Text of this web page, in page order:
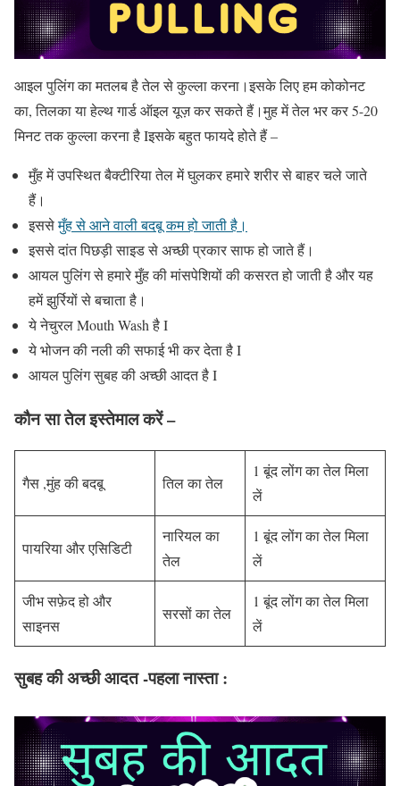
आइल पुलिंग का मतलब है तेल से कुल्ला करना।इसके लिए हम कोकोनट
का, तिलका या हेल्थ गार्ड ऑइल यूज़ कर सकते हैं।मुह में तेल भर कर 5-20
मिनट तक कुल्ला करना है Iइसके बहुत फायदे होते हैं –
मुँह में उपस्थित बैक्टीरिया तेल में घुलकर हमारे शरीर से बाहर चले जाते
हैं।
इससेमुँह से आने वाली बदबू कम हो जाती है।
इससे दांत पिछड़ी साइड से अच्छी प्रकार साफ हो जाते हैं।
आयल पुलिंग से हमारे मुँह की मांसपेशियों की कसरत हो जाती है और यह
हमें झुर्रियों से बचाता है।
ये नेचुरल Mouth Wash है I
ये भोजन की नली की सफाई भी कर देता है I
आयल पुलिंग सुबह की अच्छी आदत है I
कौन सा तेल इस्तेमाल करें –
गैस ,मुंह की बदबू तिल का तेल
1 बूंद लोंग का तेल मिला
लें
पायरिया और एसिडिटी
नारियल का
तेल
1 बूंद लोंग का तेल मिला
लें
जीभ सफ़ेद हो और
साइनस
सरसों का तेल
1 बूंद लोंग का तेल मिला
लें
सुबह की अच्छी आदत -पहला नास्ता :